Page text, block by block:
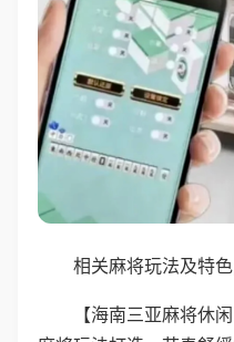
相关麻将玩法及特
【海南三亚麻将休